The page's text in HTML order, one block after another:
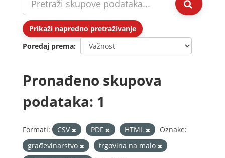
Prikaži napredno pretraživanje
Poredaj prema
Pronađeno skupova
podataka: 1
Formati: CSV PDF HTML
Oznake:
građevinarstvo
trgovina na malo